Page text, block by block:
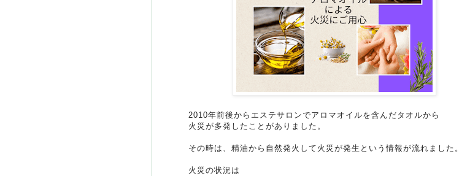
2010年前後からエステサロンでアロマオイルを含んだタオルから
火災が多発したことがありました。
その時は、精油から自然発火して火災が発生という情報が流れました。
火災の状況は